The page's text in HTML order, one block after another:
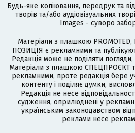
Будь-яке копіювання, передрук та
творів та/або аудіовізуальних
Images - суворо
Матеріали з плашкою
ПОЗИЦІЯ є рекламними та
Редакція може не поділяти
Матеріали з плашкою СПЕЦПРОЄКТ
рекламними, проте редакція бере
контенту і поділяє думки,
Редакція не несе
судження, оприлюднені у
українським законодавством
реклами несе